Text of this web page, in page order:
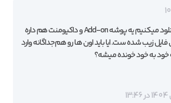
وقتی افزونه المنتور پرو دانلود میکنیم یه پوشه Add-on و داکیومنت هم داره
زیب شده ست. ایا باید اون ها رو هم جداگانه وارد
خود به خود خونده میشه؟